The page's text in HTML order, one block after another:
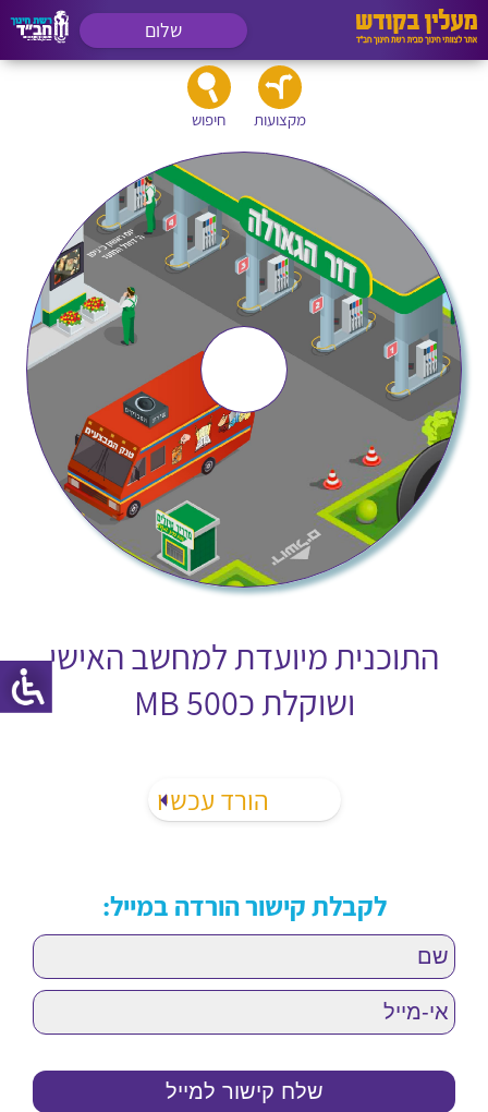
שלום
מקצועות חיפוש
התוכנית מיועדת למחשב האישי
ושוקלת כ500 MB
לקבלת קישור הורדה במייל: